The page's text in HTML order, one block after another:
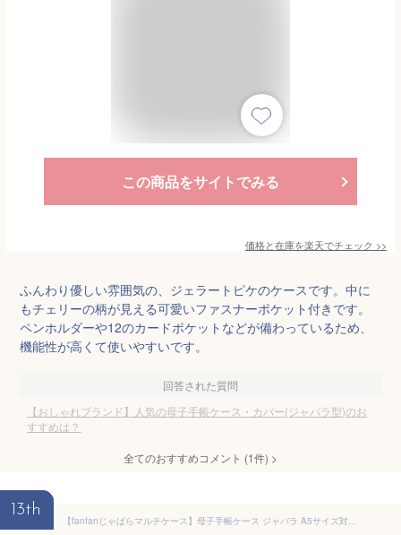
この商品をサイトでみる
価格と在庫を楽天でチェック >>
ふんわり優しい雰囲気の、ジェラートピケのケースです。中に
もチェリーの柄が見える可愛いファスナーポケット付きです。
ペンホルダーや12のカードポケットなどが備わっているため、
機能性が高くて使いやすいです。
回答された質問
【おしゃれブランド】人気の母子手帳ケース・カバー(ジャバラ型)のお
すすめは？
全てのおすすめコメント (1件) >
13th
【fanfanじゃばらマルチケース】母子手帳ケース ジャバラ A5サイズ対応 妊婦健診補助券 親子手帳ケース マルチケース 大きめ 診察券ケース 診察券入れ 通帳ケース 母子手帳カバー 母子手帳入れ 刺繍 ユニコーン ベア 恐竜 ブランド かわいい 可愛い おしゃれ 撥水 送料無料